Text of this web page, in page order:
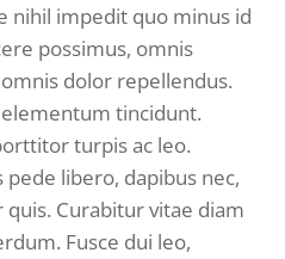
nihil impedit quo minus id
possimus, omnis
dolor repellendus.
tincidunt.
turpis ac leo.
libero, dapibus nec,
Curabitur vitae diam
Fusce dui leo,